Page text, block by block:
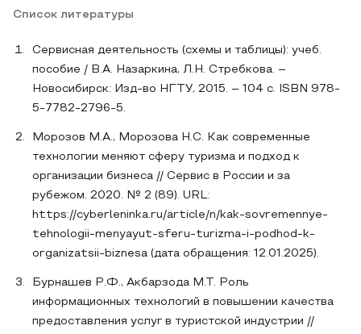
Список литературы
Сервисная деятельность (схемы и таблицы): учеб.
пособие / В.А. Назаркина, Л.Н. Стребкова. –
Новосибирск: Изд-во НГТУ, 2015. – 104 с. ISBN 978-
5-7782-2796-5.
Морозов М.А., Морозова Н.С. Как современные
технологии меняют сферу туризма и подход к
организации бизнеса // Сервис в России и за
рубежом. 2020. № 2 (89). URL:
https://cyberleninka.ru/article/n/kak-sovremennye-
tehnologii-menyayut-sferu-turizma-i-podhod-k-
organizatsii-biznesa (дата обращения: 12.01.2025).
Бурнашев Р.Ф., Акбарзода М.Т. Роль
информационных технологий в повышении качества
предоставления услуг в туристской индустрии //